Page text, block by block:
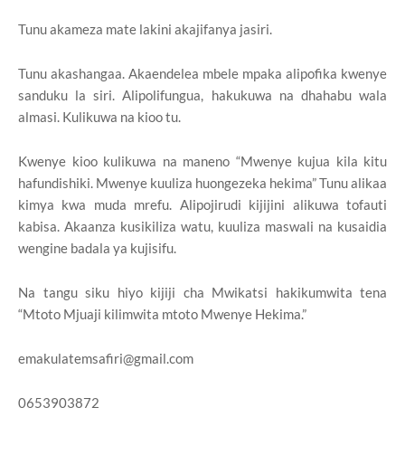
Tunu akameza mate lakini akajifanya jasiri.
Tunu akashangaa. Akaendelea mbele mpaka alipofika kwenye
sanduku la siri. Alipolifungua, hakukuwa na dhahabu wala
almasi. Kulikuwa na kioo tu.
Kwenye kioo kulikuwa na maneno “Mwenye kujua kila kitu
hafundishiki. Mwenye kuuliza huongezeka hekima” Tunu alikaa
kimya kwa muda mrefu. Alipojirudi kijijini alikuwa tofauti
kabisa. Akaanza kusikiliza watu, kuuliza maswali na kusaidia
wengine badala ya kujisifu.
Na tangu siku hiyo kijiji cha Mwikatsi hakikumwita tena
“Mtoto Mjuaji kilimwita mtoto Mwenye Hekima.”
emakulatemsafiri@gmail.com
0653903872